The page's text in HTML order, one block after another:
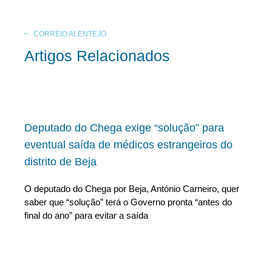
CORREIO ALENTEJO
Artigos Relacionados
Deputado do Chega exige “solução” para
eventual saída de médicos estrangeiros do
distrito de Beja
O deputado do Chega por Beja, António Carneiro, quer
saber que “solução” terá o Governo pronta “antes do
final do ano” para evitar a saída